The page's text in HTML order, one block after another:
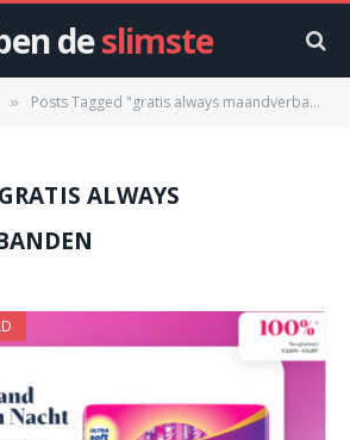
deslimste
» Posts Tagged "gratis always maandverbanden"
GRATIS ALWAYS